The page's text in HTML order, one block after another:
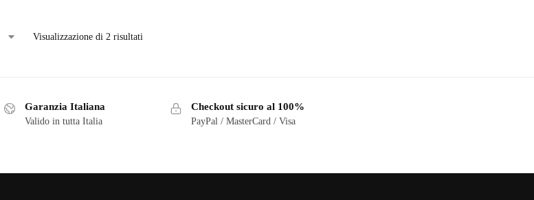
Visualizzazione di 2 risultati
Garanzia Italiana
Valido in tutta Italia
Checkout sicuro al 100%
PayPal / MasterCard / Visa